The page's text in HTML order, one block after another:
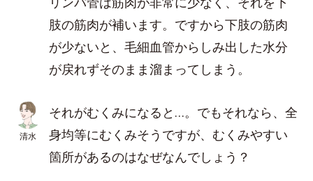
肢の筋肉が補います。ですから下肢の筋肉
が少ないと、毛細血管からしみ出した水分
が戻れずそのまま溜まってしまう。
清水
それがむくみになると…。でもそれなら、全
身均等にむくみそうですが、むくみやすい
箇所があるのはなぜなんでしょう？